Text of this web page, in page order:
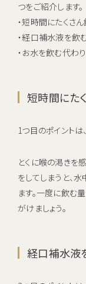
つをご紹介します。
・短時間にたくさ
・経口補水液を飲
・お水を飲む代わ
短時間にた
1つ目のポイントは
とくに喉の渇きを
をしてしまうと、
ます。一度に飲む
がけましょう。
経口補水液